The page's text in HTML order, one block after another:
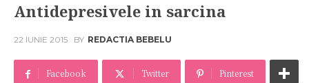
Antidepresivele in sarcina
22 IUNIE 2015 BY REDACTIA BEBELU
Facebook Twitter Pinterest